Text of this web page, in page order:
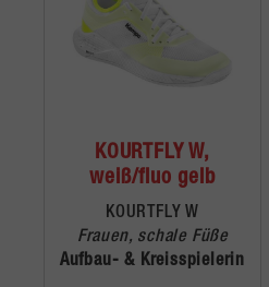
KOURTFLY W,
weiß/fluo gelb
KOURTFLY W
Frauen, schale Füße
Aufbau- & Kreisspielerin